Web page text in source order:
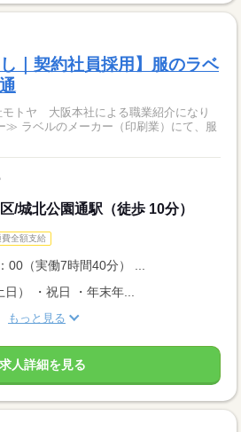
｜契約社員採用】服のラベ
トヤ 大阪本社による職業紹介になり
、服
/城北公園通駅（徒歩 10分）
費全額支給
00（実働7時間40分） ...
日） ・祝日 ・年末年...
もっと見る
求人詳細を見る